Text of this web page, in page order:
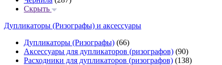
Скрыть
Дупликаторы (Ризографы) и аксессуары
Дупликаторы (Ризографы) (66)
Аксессуары для дупликаторов (ризографов) (90)
Расходники для дупликаторов (ризографов) (138)